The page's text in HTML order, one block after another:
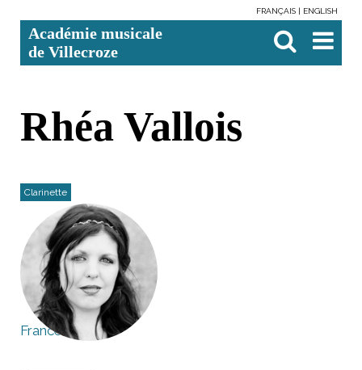
contenu.
Aller
à
personnels
FRANÇAIS ENGLISH
Académie musicale
de Villecroze

avancée…
Rhéa Vallois
Clarinette
France